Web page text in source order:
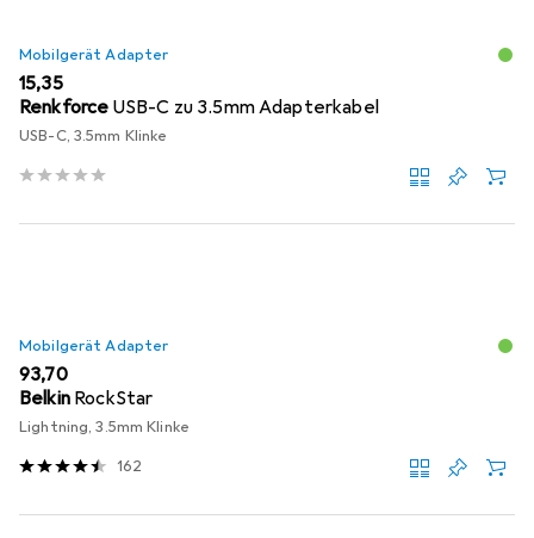
Mobilgerät Adapter
EUR
15,35
Renkforce USB-C zu 3.5mm Adapterkabel
USB-C, 3.5mm Klinke
Mobilgerät Adapter
EUR
93,70
Belkin RockStar
Lightning, 3.5mm Klinke
162